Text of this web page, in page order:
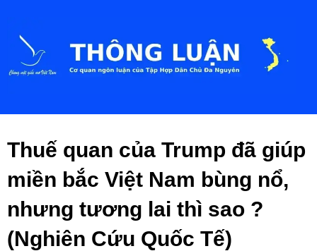
Thuế quan của Trump đã giúp
miền bắc Việt Nam bùng nổ,
nhưng tương lai thì sao ?
(Nghiên Cứu Quốc Tế)